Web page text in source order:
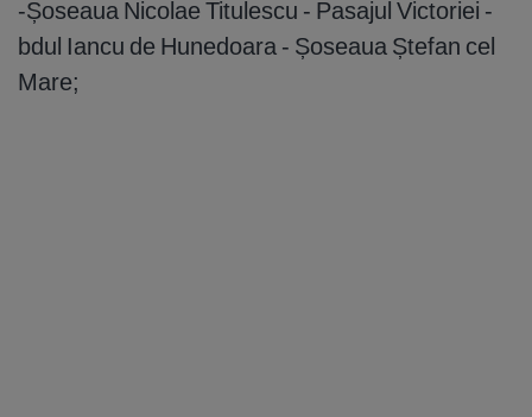
-Șoseaua Nicolae Titulescu - Pasajul Victoriei -
bdul Iancu de Hunedoara - Șoseaua Ștefan cel
Mare;